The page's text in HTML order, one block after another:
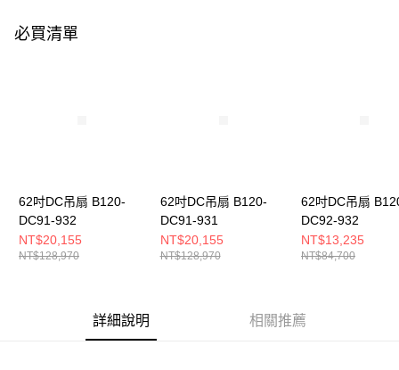
易，需依本服務之必要範圍內提供個人資料，並將交易相關給付款項請求債
權轉讓予恩沛科技股份有限公司。
恩沛科技股份有限公司將有權停止該用戶之使用額度並採取法律行動。
必買清單
62吋DC吊扇 B120-
DC91-932
NT$20,155
NT$128,970
62吋DC吊扇 B120-
DC91-931
NT$20,155
NT$128,970
62吋DC吊扇
DC92-932
NT$13,235
NT$84,700
詳細說明 相關推薦